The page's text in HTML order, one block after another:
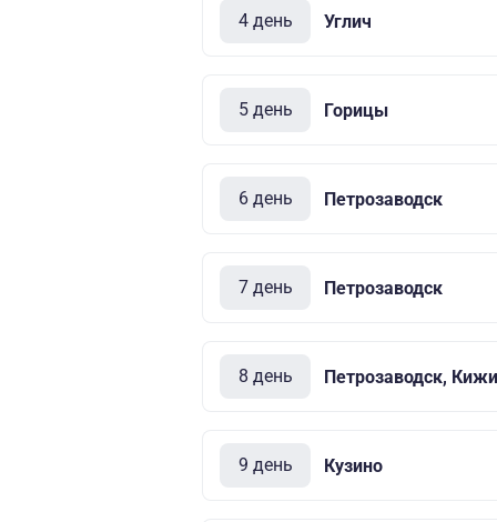
4 день Углич
5 день Горицы
6 день Петрозаводск
7 день Петрозаводск
8 день Петрозаводск, Кижи
9 день Кузино